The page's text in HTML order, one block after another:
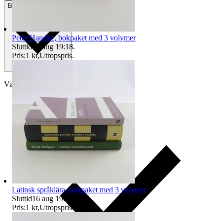
Betalning
Välj till köparskydd
Peter Handke, bokpaket med 3 volymer
Sluttid16 aug 19:18.
Pris:1 kr,Utropspris.
Latinsk språklära, bokpaket med 3 volymer
Sluttid16 aug 19:03
Pris:1 kr,Utropspris.